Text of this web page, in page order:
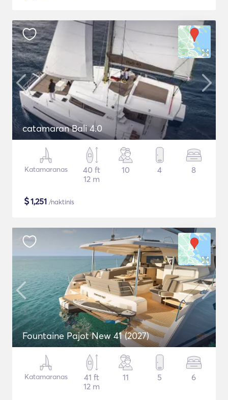
catamaran Bali 4.0
Katamaranas
40 ft
12 m
10 4 8
$1,251 /naktinis
Fountaine Pajot New 41 (2027)
Katamaranas
41 ft
12 m
11 5 6